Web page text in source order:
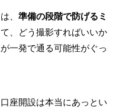
、 準備の段階で防げるミ
、どう撮影すればいいか
一発で通る可能性がぐっ
座開設は本当にあっとい